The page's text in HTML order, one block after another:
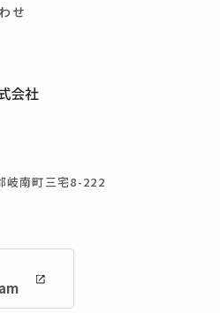
南町三宅8-222
せ